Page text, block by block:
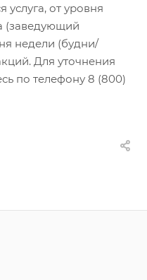
услуга, от уровня
(заведующий
недели (будни/
Для уточнения
по телефону 8 (800)